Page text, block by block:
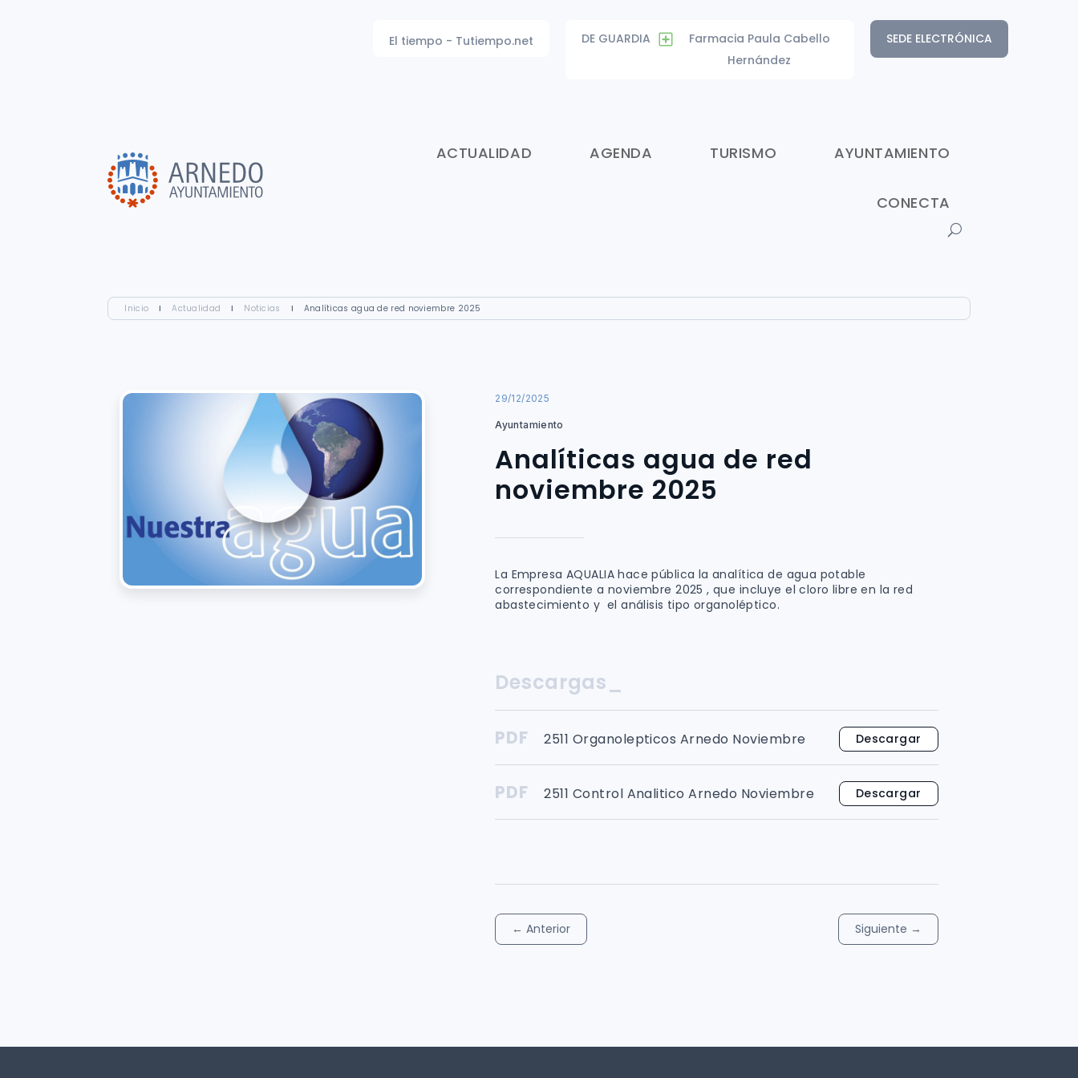
SEDE ELECTRÓNICA
DE GUARDIA
Farmacia Paula Cabello
Hernández
El tiempo - Tutiempo.net
ACTUALIDAD AGENDA TURISMO AYUNTAMIENTO
CONECTA
Inicio I Actualidad I Noticias I Analíticas agua de red noviembre 2025
29/12/2025
Ayuntamiento
Analíticas agua de red
noviembre 2025
La Empresa AQUALIA hace pública la analítica de agua potable
correspondiente a noviembre 2025 , que incluye el cloro libre en la red
abastecimiento y el análisis tipo organoléptico.
Descargas_
PDF 2511 Organolepticos Arnedo Noviembre Descargar
PDF 2511 Control Analitico Arnedo Noviembre Descargar
←Anterior Siguiente →